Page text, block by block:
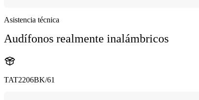
Asistencia técnica
Audífonos realmente inalámbricos
TAT2206BK/61